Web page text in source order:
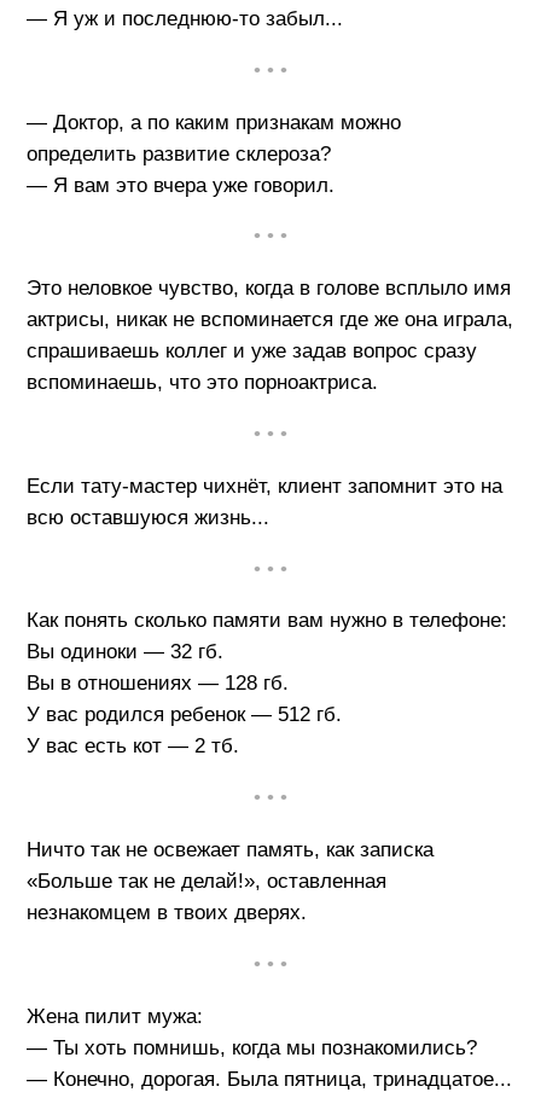
— Я уж и последнюю-то забыл...
• • •
— Доктор, а по каким признакам можно
определить развитие склероза?
— Я вам это вчера уже говорил.
• • •
Это неловкое чувство, когда в голове всплыло имя
актрисы, никак не вспоминается где же она играла,
спрашиваешь коллег и уже задав вопрос сразу
вспоминаешь, что это порноактриса.
• • •
Если тату-мастер чихнëт, клиент запомнит это на
всю оставшуюся жизнь...
• • •
Как понять сколько памяти вам нужно в телефоне:
Вы одиноки — 32 гб.
Вы в отношениях — 128 гб.
У вас родился ребенок — 512 гб.
У вас есть кот — 2 тб.
• • •
Ничто так не освежает память, как записка
«Больше так не делай!», оставленная
незнакомцем в твоих дверях.
• • •
Жена пилит мужа:
— Ты хоть помнишь, когда мы познакомились?
— Конечно, дорогая. Была пятница, тринадцатое...